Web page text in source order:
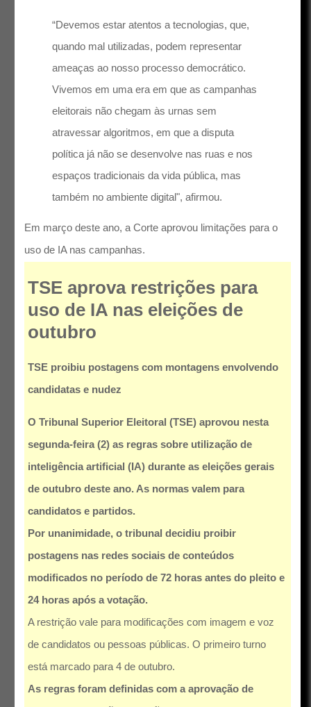
“Devemos estar atentos a tecnologias, que,
quando mal utilizadas, podem representar
ameaças ao nosso processo democrático.
Vivemos em uma era em que as campanhas
eleitorais não chegam às urnas sem
atravessar algoritmos, em que a disputa
política já não se desenvolve nas ruas e nos
espaços tradicionais da vida pública, mas
também no ambiente digital", afirmou.
Em março deste ano, a Corte aprovou limitações para o
uso de IA nas campanhas.
TSE aprova restrições para
uso de IA nas eleições de
outubro
TSE proibiu postagens com montagens envolvendo
candidatas e nudez
O Tribunal Superior Eleitoral (TSE) aprovou nesta
segunda-feira (2) as regras sobre utilização de
inteligência artificial (IA) durante as eleições gerais
de outubro deste ano. As normas valem para
candidatos e partidos.
Por unanimidade, o tribunal decidiu proibir
postagens nas redes sociais de conteúdos
modificados no período de 72 horas antes do pleito e
24 horas após a votação.
A restrição vale para modificações com imagem e voz
de candidatos ou pessoas públicas. O primeiro turno
está marcado para 4 de outubro.
As regras foram definidas com a aprovação de